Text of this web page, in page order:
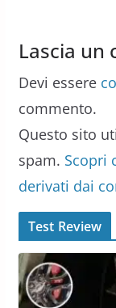
Lascia un
Devi essere
commento.
Questo sito
spam. Scopri
derivati dai
Test Review